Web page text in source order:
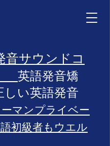
音サウンドコ
​英語発音矯
い英語発音
マンプライベー
初級者もウエル